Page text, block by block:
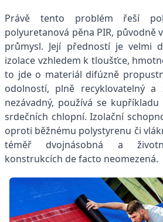
Právě tento problém řeší
polyuretanová pěna PIR, původně
průmysl. Její předností je velmi
izolace vzhledem k tloušťce,
to jde o materiál difúzně
odolností, plně recyklovatelný a
nezávadný, používá se
srdečních chlopní. Izolační
oproti běžnému polystyrenu či
téměř dvojnásobná a
konstrukcích de facto neomezená.